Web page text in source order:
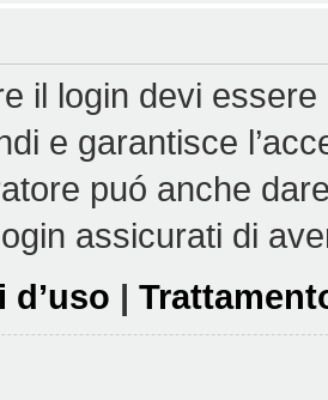
il login devi
e garantisce
puó anche
assicurati di
d’uso |